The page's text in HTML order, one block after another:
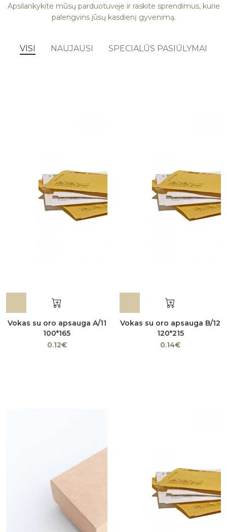
Apsilankykite mūsų parduotuvėje ir raskite sprendimus, kurie
palengvins jūsų kasdienį gyvenimą.
VISI NAUJAUSI SPECIALŪS PASIŪLYMAI
Vokas su oro apsauga A/11
100*165
0.12€
Vokas su oro apsauga B/12
120*215
0.14€